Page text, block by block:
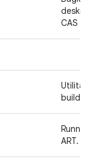
CAS
Utilitas
build
ART.